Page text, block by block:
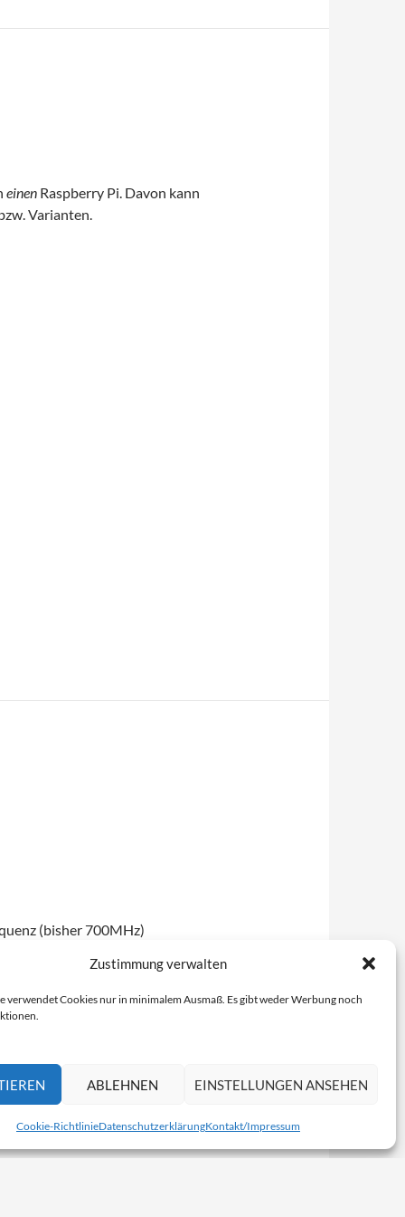
Zustimmung verwalten
verwendet Cookies nur in minimalem Ausmaß. Es gibt weder Werbung noch
ABLEHNEN EINSTELLUNGEN ANSEHEN
Cookie-RichtlinieDatenschutzerklärungKontakt/Impressum
einenRaspberry Pi. Davon kann
Varianten.
(bisher 700MHz)
auch eine ARM-